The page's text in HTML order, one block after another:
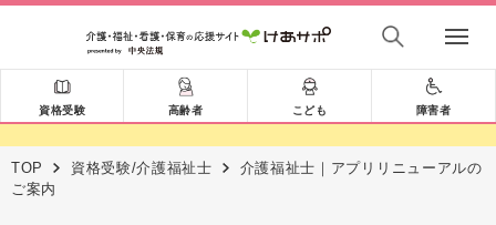
資格受験 高齢者 こども 障害者
TOP 資格受験/介護福祉士
介護福祉士｜アプリリニューアルの
ご案内